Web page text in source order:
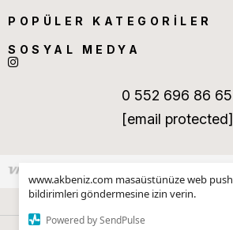
www.akbeniz.com masaüstünüze web push
bildirimleri göndermesine izin verin.
Powered by SendPulse
POPÜLER KATEGORİLER
SOSYAL MEDYA
0 552 696 86 65
[email protected]